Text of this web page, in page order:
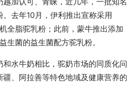
去年10月，伊利推出宣称采用
全脂驼乳粉；此前，蒙牛推出添加
生菌的益生菌配方驼乳粉。
水牛奶相比，驼奶市场的同质化问
、阿拉善等特色地域及健康营养的